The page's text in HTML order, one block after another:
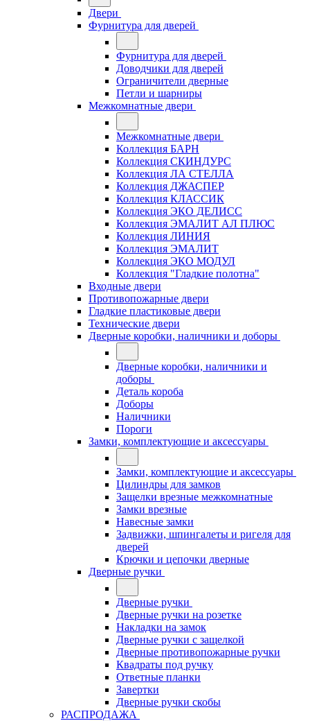
Двери
Фурнитура для дверей
Фурнитура для дверей
Доводчики для дверей
Ограничители дверные
Петли и шарниры
Межкомнатные двери
Межкомнатные двери
Коллекция БАРН
Коллекция СКИНДУРС
Коллекция ЛА СТЕЛЛА
Коллекция ДЖАСПЕР
Коллекция КЛАССИК
Коллекция ЭКО ДЕЛИСС
Коллекция ЭМАЛИТ АЛ ПЛЮС
Коллекция ЛИНИЯ
Коллекция ЭМАЛИТ
Коллекция ЭКО МОДУЛ
Коллекция "Гладкие полотна"
Входные двери
Противопожарные двери
Гладкие пластиковые двери
Технические двери
Дверные коробки, наличники и доборы
Дверные коробки, наличники и
доборы
Деталь короба
Доборы
Наличники
Пороги
Замки, комплектующие и аксессуары
Замки, комплектующие и аксессуары
Цилиндры для замков
Защелки врезные межкомнатные
Замки врезные
Навесные замки
Задвижки, шпингалеты и ригеля для
дверей
Крючки и цепочки дверные
Дверные ручки
Дверные ручки
Дверные ручки на розетке
Накладки на замок
Дверные ручки с защелкой
Дверные противопожарные ручки
Квадраты под ручку
Ответные планки
Завертки
Дверные ручки скобы
РАСПРОДАЖА